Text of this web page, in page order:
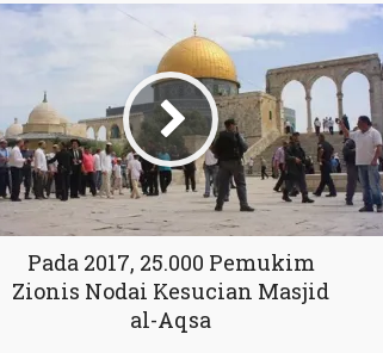
Pada 2017, 25.000 Pemukim
Zionis Nodai Kesucian Masjid
al-Aqsa